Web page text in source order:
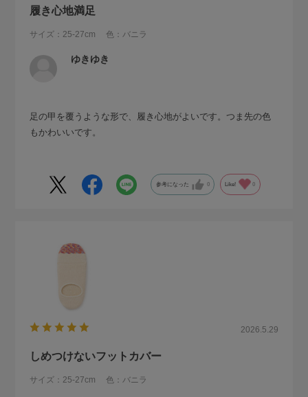
履き心地満足
サイズ：25-27cm 色：バニラ
ゆきゆき
足の甲を覆うような形で、履き心地がよいです。つま先の色
もかわいいです。
参考になった 0 Like! 0
2026.5.29
しめつけないフットカバー
サイズ：25-27cm 色：バニラ